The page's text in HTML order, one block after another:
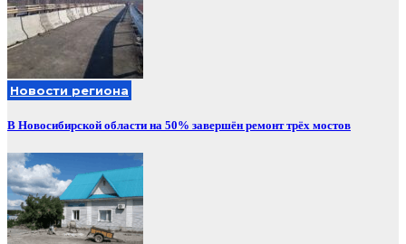
Новости региона
В Новосибирской области на 50% завершён ремонт трёх мостов